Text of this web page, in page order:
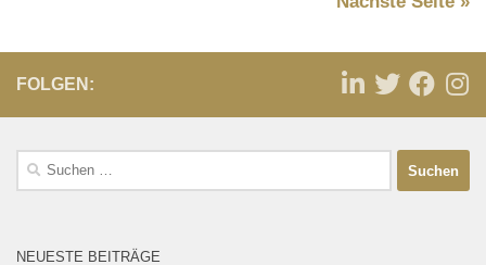
FOLGEN:
NEUESTE BEITRÄGE